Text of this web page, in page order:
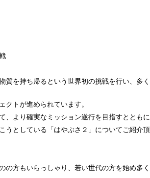
質を持ち帰るという世界初の挑戦を行い、多
クトが進められています。
、より確実なミッション遂行を目指すととも
としている「はやぶさ２」についてご紹介頂
の方もいらっしゃり、若い世代の方を始め多